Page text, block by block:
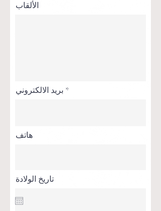
الألقاب
بريد الالكتروني
هاتف
تاريخ الولادة